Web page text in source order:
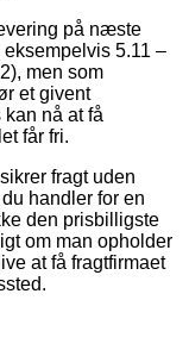
på næste
5.11 –
men som
et givent
nå at få
får fri.
fragt uden
handler for en
den prisbilligste
om man opholder
at få fragtfirmaet